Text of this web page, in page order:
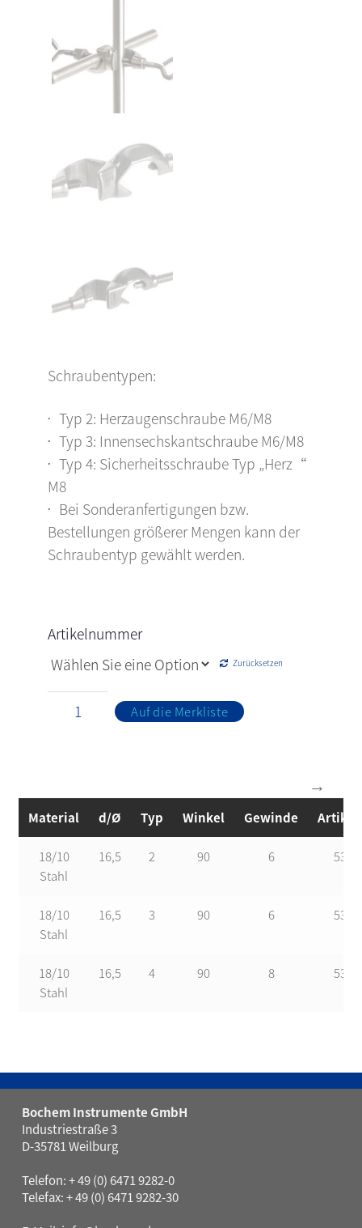
Schraubentypen:
Typ 2: Herzaugenschraube M6/M8
Typ 3: Innensechskantschraube M6/M8
Typ 4: Sicherheitsschraube Typ „Herz“
M8
Bei Sonderanfertigungen bzw.
Bestellungen größerer Mengen kann der
Schraubentyp gewählt werden.
Artikelnummer
Zurücksetzen
Auf die Merkliste
Material d/Ø Typ Winkel Gewinde
18/10
Stahl
16,5 2 90 6 5300
18/10
Stahl
16,5 3 90 6 5310
18/10
Stahl
16,5 4 90 8 5305
Bochem Instrumente GmbH
Industriestraße 3
D-35781 Weilburg
Telefon: + 49 (0) 6471 9282-0
Telefax: + 49 (0) 6471 9282-30